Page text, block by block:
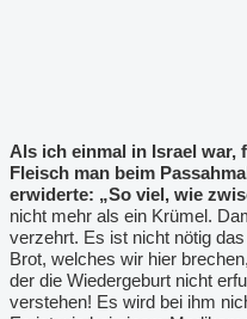
Als ich einmal in Israel war,
Fleisch man beim
erwiderte: „So viel, wie
nicht mehr als ein Krümel.
verzehrt. Es ist nicht nötig
Brot, welches wir hier
der die Wiedergeburt nicht
verstehen! Es wird bei ihm